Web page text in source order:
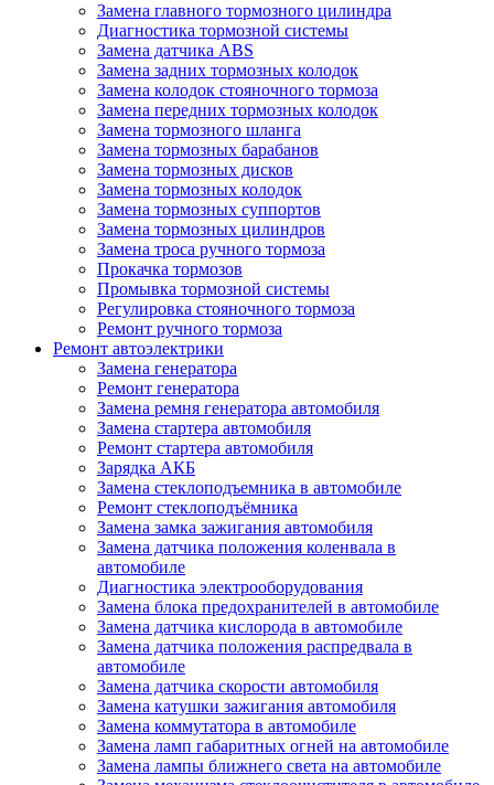
Замена главного тормозного цилиндра
Диагностика тормозной системы
Замена датчика ABS
Замена задних тормозных колодок
Замена колодок стояночного тормоза
Замена передних тормозных колодок
Замена тормозного шланга
Замена тормозных барабанов
Замена тормозных дисков
Замена тормозных колодок
Замена тормозных суппортов
Замена тормозных цилиндров
Замена троса ручного тормоза
Прокачка тормозов
Промывка тормозной системы
Регулировка стояночного тормоза
Ремонт ручного тормоза
Ремонт автоэлектрики
Замена генератора
Ремонт генератора
Замена ремня генератора автомобиля
Замена стартера автомобиля
Ремонт стартера автомобиля
Зарядка АКБ
Замена стеклоподъемника в автомобиле
Ремонт стеклоподъёмника
Замена замка зажигания автомобиля
Замена датчика положения коленвала в
автомобиле
Диагностика электрооборудования
Замена блока предохранителей в автомобиле
Замена датчика кислорода в автомобиле
Замена датчика положения распредвала в
автомобиле
Замена датчика скорости автомобиля
Замена катушки зажигания автомобиля
Замена коммутатора в автомобиле
Замена ламп габаритных огней на автомобиле
Замена лампы ближнего света на автомобиле